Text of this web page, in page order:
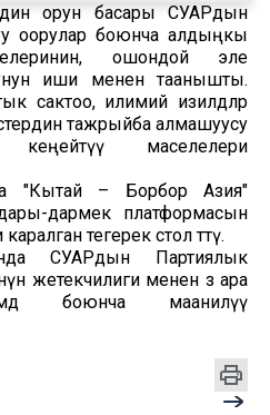
орун басары СУАРдын
оорулар боюнча алдыңкы
ошондой эле
иши менен таанышты.
сактоо, илимий изилдөөлөр
тажрыйба алмашуусу
кеңейтүү маселелери
"Кытай – Борбор Азия"
дармек платформасын
тегерек стол өттү.
СУАРдын Партиялык
жетекчилиги менен өз ара
боюнча маанилүү